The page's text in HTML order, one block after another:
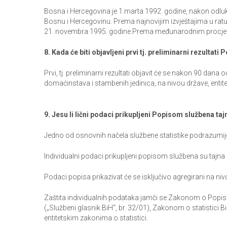
Bosna i Hercegovina je 1.marta 1992. godine, nakon
Bosnu i Hercegovinu. Prema najnovijim izvještajima u
21. novembra 1995. godine.Prema međunarodnim
8. Kada će biti objavljeni prvi tj. preliminarni rezultati
Prvi, tj. preliminarni rezultati objavit će se nakon 90
domaćinstava i stambenih jedinica, na nivou države,
9. Jesu li lični podaci prikupljeni Popisom službena
Jedno od osnovnih načela službene statistike
Individualni podaci prikupljeni popisom službena su
Podaci popisa prikazivat će se isključivo agregirani na
Zaštita individualnih podataka jamči se Zakonom o
(„Službeni glasnik BiH“, br. 32/01), Zakonom o statistici
entitetskim zakonima o statistici.